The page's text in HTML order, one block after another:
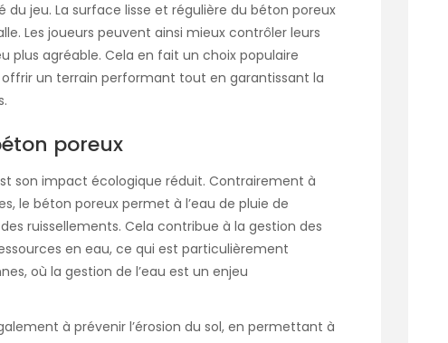
jeu. La surface lisse et régulière du béton poreux
Les joueurs peuvent ainsi mieux contrôler leurs
plus agréable. Cela en fait un choix populaire
un terrain performant tout en garantissant la
poreux
son impact écologique réduit. Contrairement à
le béton poreux permet à l’eau de pluie de
ruissellements. Cela contribue à la gestion des
en eau, ce qui est particulièrement
où la gestion de l’eau est un enjeu
à prévenir l’érosion du sol, en permettant à